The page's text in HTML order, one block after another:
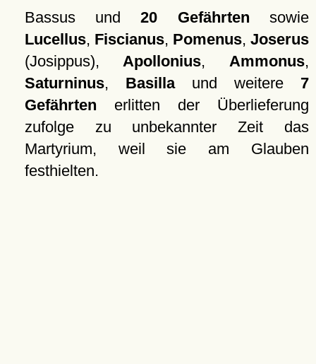
Bassus und20 Gefährten sowie
Lucellus, Fiscianus, Pomenus, Joserus
(Josippus),Apollonius, Ammonus,
Saturninus, Basillaund weitere 7
Gefährten erlitten der Überlieferung
zufolge zu unbekannter Zeit das
Martyrium, weil sie am Glauben
festhielten.